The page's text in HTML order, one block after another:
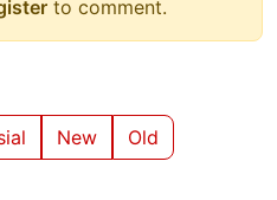
to comment.
New Old